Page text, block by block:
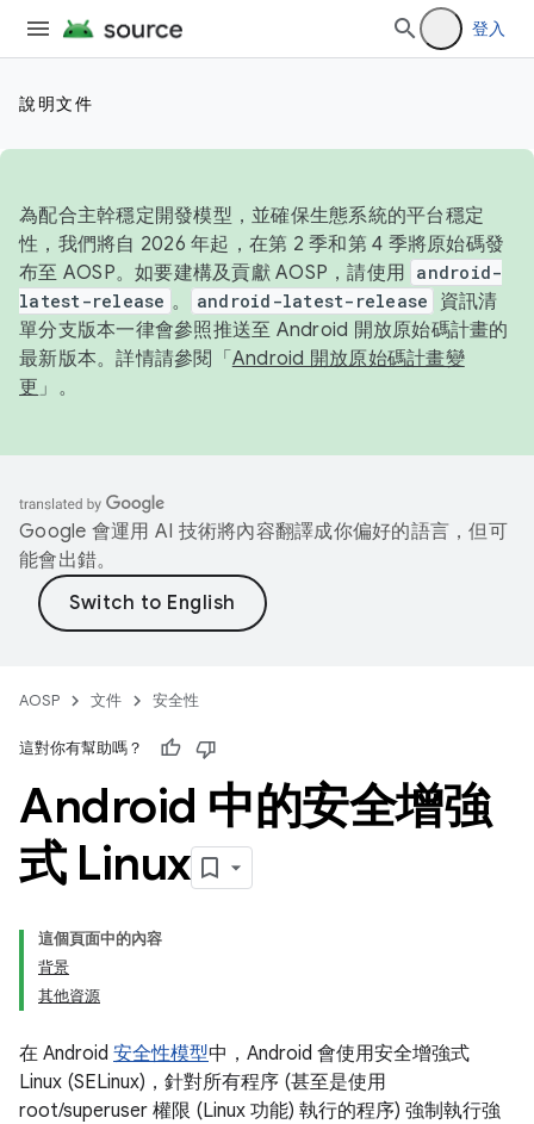
登入
說明文件
為配合主幹穩定開發模型，並確保生態系統的平台穩定
性，我們將自 2026 年起，在第 2 季和第 4 季將原始碼發
布至 AOSP。如要建構及貢獻 AOSP，請使用 android-
latest-release 。 android-latest-release
資訊清
單分支版本一律會參照推送至 Android 開放原始碼計畫的
最新版本。詳情請參閱「 Android 開放原始碼計畫變
更 」。
Google 會運用 AI 技術將內容翻譯成你偏好的語言，但可
能會出錯。
AOSP 文件 安全性
這對你有幫助嗎？
Android 中的安全增強
式 Linux
這個頁面中的內容
背景
其他資源
在 Android 安全性模型中，Android 會使用安全增強式
Linux (SELinux)，針對所有程序 (甚至是使用
root/superuser 權限 (Linux 功能) 執行的程序) 強制執行強